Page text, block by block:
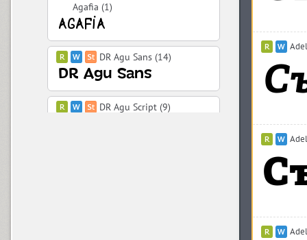
Agafia (1)
DR Agu Sans (14)
DR Agu Script (9)